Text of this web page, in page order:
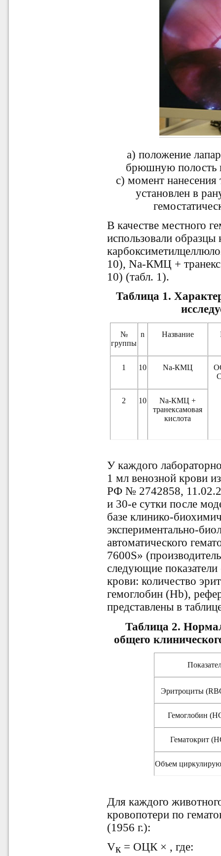
a) положение
брюшную полость
c) момент
установлен в
В качестве местного
использовали образцы
10), Na-КМЦ +
10) (табл. 1).
Таблица 1.
№
группы
n Название
1 10 Na-КМЦ
2 10
Na-КМЦ +
транексамовая
кислота
У каждого
1 мл венозной крови
РФ № 2742858,
и 30-е сутки после
базе клинико-
экспериментально-
автоматического
7600S»
следующие показатели
крови: количество
гемоглобин (Hb),
представлены в
Таблица 2.
общего
Эритроциты
Гемоглобин
Гематокрит
Объем
Для каждого
кровопотери по
(1956 г.):
Vк = ОЦК × , где: